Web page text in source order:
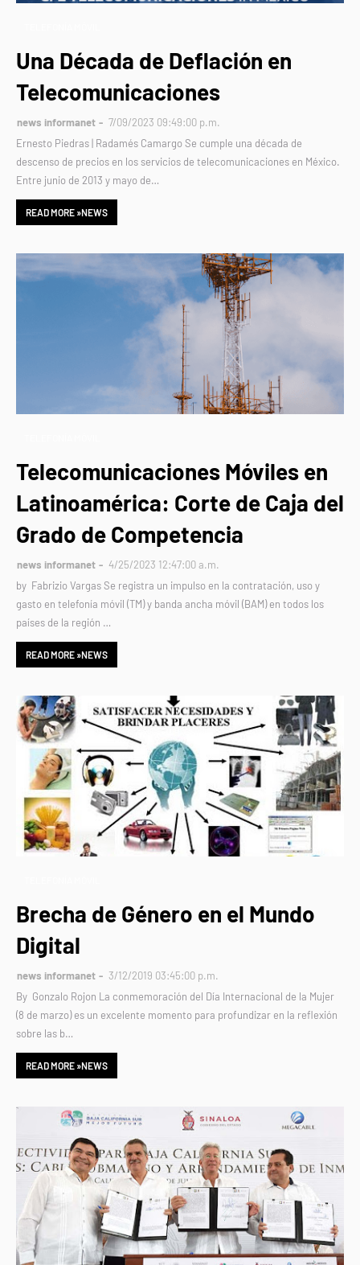
Una Década de Deflación en
Telecomunicaciones
news informanet
7/09/2023 09:49:00 p.m.
Ernesto Piedras | Radamés Camargo Se cumple una década de
descenso de precios en los servicios de telecomunicaciones en México.
Entre junio de 2013 y mayo de…
READ MORE »NEWS
Telecomunicaciones Móviles en
Latinoamérica: Corte de Caja del
Grado de Competencia
news informanet
4/25/2023 12:47:00 a.m.
by Fabrizio Vargas Se registra un impulso en la contratación, uso y
gasto en telefonía móvil (TM) y banda ancha móvil (BAM) en todos los
países de la región …
READ MORE »NEWS
Brecha de Género en el Mundo
Digital
news informanet
3/12/2019 03:45:00 p.m.
By Gonzalo Rojon La conmemoración del Día Internacional de la Mujer
(8 de marzo) es un excelente momento para profundizar en la reflexión
sobre las b…
READ MORE »NEWS